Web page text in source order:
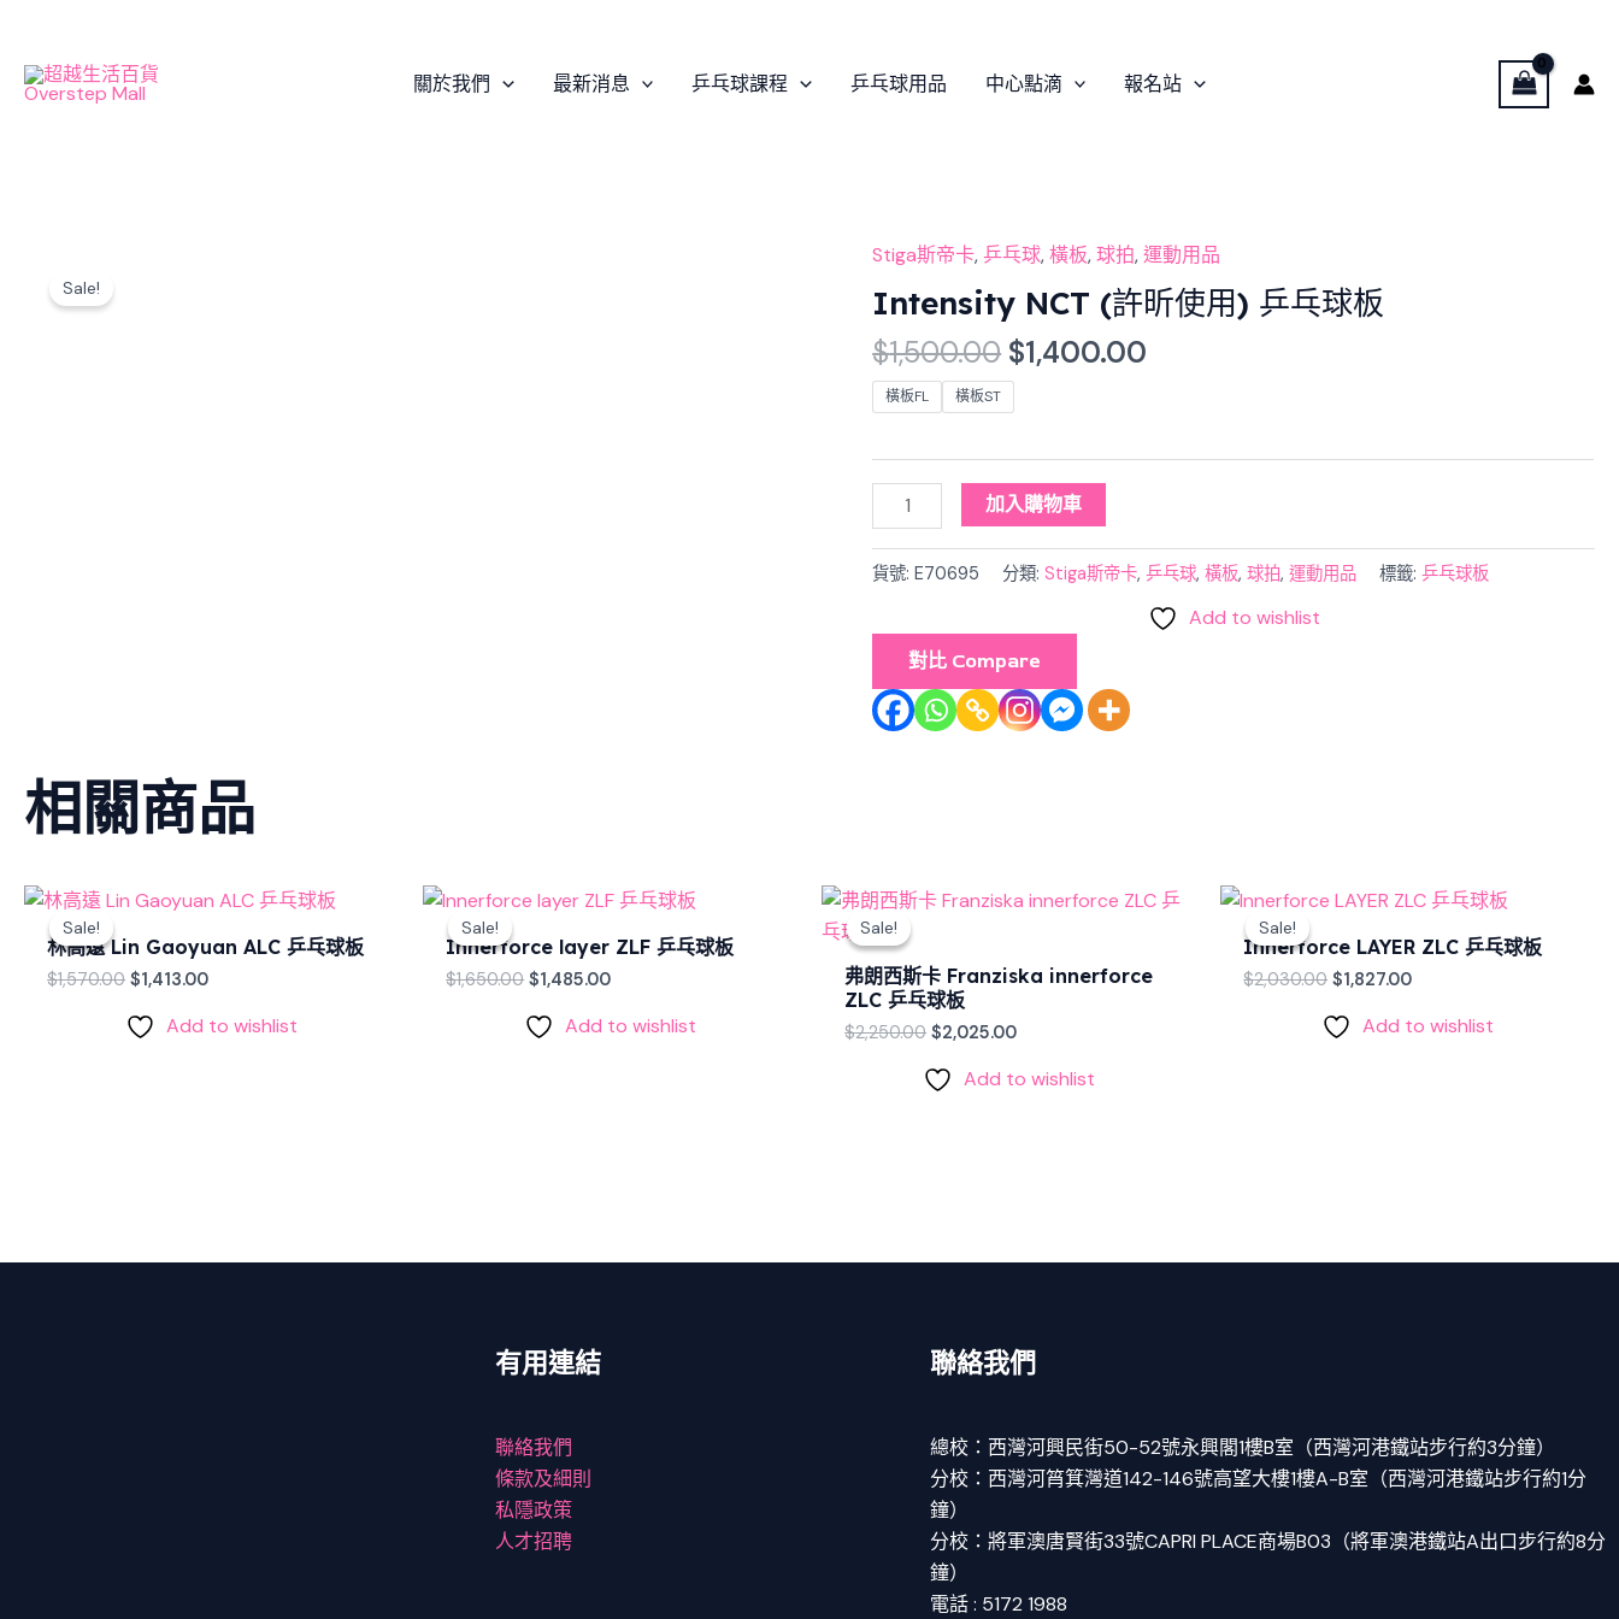
content
關於我們 最新消息 乒乓球課程 乒乓球用品 中心點滴 報名站
Sale!
Stiga斯帝卡,乒乓球,橫板,球拍,運動用品
Intensity NCT (許昕使用) 乒乓球板
$1,500.00
Original
price
was:
$1,500.00.
$1,400.00
Current
price
is:
橫板FL 橫板ST
Intensity
NCT
(許
昕
使
用)
乓
數
加入購物車
貨號:E70695 分類: Stiga斯帝卡,乒乓球,橫板,球拍,運動用品 標籤:乒乓球板
Add to wishlist
對比 Compare
相關商品
Sale!
Sale!
林高遠 Lin Gaoyuan ALC 乒乓球板
$1,570.00
Original
price
was:
$1,570.00.
$1,413.00
Current
is:
$1,413.00.
Add to wishlist
Sale!
Sale!
Innerforce layer ZLF 乒乓球板
$1,650.00
Original
price
was:
$1,650.00.
$1,485.00
Current
price
is:
$1,485.00.
Add to wishlist
Sale!
Sale!
弗朗西斯卡 Franziska innerforce
ZLC 乒乓球板
$2,250.00
Original
$2,250.00.
$2,025.00
Current
Add to wishlist
Sale!
Sale!
Innerforce LAYER ZLC 乒乓球板
$2,030.00
Original
was:
$2,030.00.
$1,827.00
Current
price
is:
$1,827.00.
Add to wishlist
有用連結
聯絡我們
條款及細則
私隱政策
人才招聘
聯絡我們
總校：西灣河興民街50-52號永興閣1樓B室（西灣河港鐵站步行約3分鐘）
分校：西灣河筲箕灣道142-146號高望大樓1樓A-B室（西灣河港鐵站步行約1分
鐘）
分校：將軍澳唐賢街33號CAPRI PLACE商場B03（將軍澳港鐵站A出口步行約8分
鐘）
電話 : 5172 1988